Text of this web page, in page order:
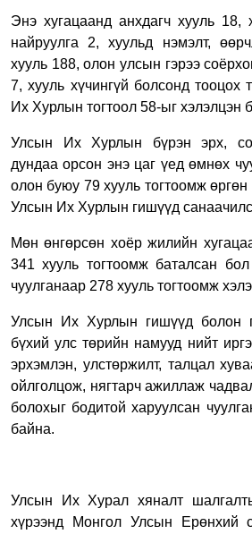
Энэ хугацаанд анхдагч хууль 18,
найруулга 2, хуульд нэмэлт,
хууль 188, олон улсын гэрээ
7, хууль хүчингүй болсонд тооцох
Их Хурлын тогтоол 58-ыг хэлэлцэн
Улсын Их Хурлын бүрэн эрх,
дундаа орсон энэ цаг үед өмнөх
олон буюу 79 хууль тогтоомж
Улсын Их Хурлын гишүүд
Мөн өнгөрсөн хоёр жилийн
341 хууль тогтоомж баталсан
чуулганаар 278 хууль тогтоомж
Улсын Их Хурлын гишүүд болон
бүхий улс төрийн намууд нийт
эрхэмлэн, улстөржилт, талцал
ойлголцож, нягтарч ажиллаж
болохыг бодитой харуулсан
байна.
Улсын Их Хурал хяналт
хүрээнд Монгол Улсын Ерөнхий